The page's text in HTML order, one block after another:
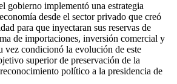
gobierno implementó una estrategia
desde el sector privado que creó
para que inyectaran sus reservas de
de importaciones, inversión comercial y
vez condicionó la evolución de este
superior de preservación de la
político a la presidencia de